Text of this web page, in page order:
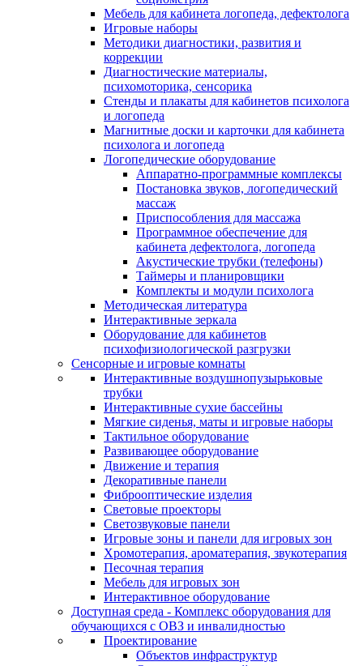
Мебель для кабинета логопеда, дефектолога
Игровые наборы
Методики диагностики, развития и
коррекции
Диагностические материалы,
психомоторика, сенсорика
Стенды и плакаты для кабинетов психолога
и логопеда
Магнитные доски и карточки для кабинета
психолога и логопеда
Логопедические оборудование
Аппаратно-программные комплексы
Постановка звуков, логопедический
массаж
Приспособления для массажа
Программное обеспечение для
кабинета дефектолога, логопеда
Акустические трубки (телефоны)
Таймеры и планировщики
Комплекты и модули психолога
Методическая литература
Интерактивные зеркала
Оборудование для кабинетов
психофизиологической разгрузки
Сенсорные и игровые комнаты
Интерактивные воздушнопузырьковые
трубки
Интерактивные сухие бассейны
Мягкие сиденья, маты и игровые наборы
Тактильное оборудование
Развивающее оборудование
Движение и терапия
Декоративные панели
Фиброоптические изделия
Световые проекторы
Светозвуковые панели
Игровые зоны и панели для игровых зон
Хромотерапия, ароматерапия, звукотерапия
Песочная терапия
Мебель для игровых зон
Интерактивное оборудование
Доступная среда - Комплекс оборудования для
обучающихся с ОВЗ и инвалидностью
Проектирование
Объектов инфраструктур